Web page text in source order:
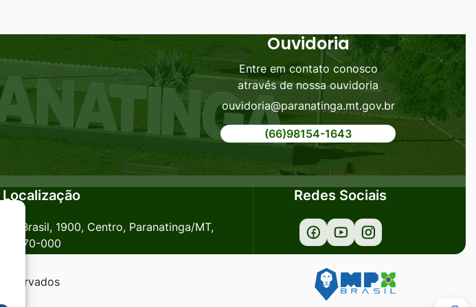
Ouvidoria
Entre em contato conosco
através de nossa ouvidoria
ouvidoria@paranatinga.mt.gov.br
(66)98154-1643
Localização
Av. Brasil, 1900, Centro, Paranatinga/MT,
78870-000
Redes Sociais
Acessar
a
Rede
Social
Acessar
a
Rede
Social
Acessar
a
Rede
Social